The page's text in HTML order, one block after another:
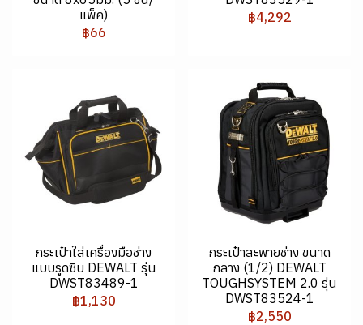
แพ็ค)
฿66
฿4,292
กระเป๋าใส่เครื่องมือช่าง
แบบรูดซิบ DEWALT รุ่น
DWST83489-1
฿1,130
กระเป๋าสะพายช่าง ขนาด
กลาง (1/2) DEWALT
TOUGHSYSTEM 2.0 รุ่น
DWST83524-1
฿2,550